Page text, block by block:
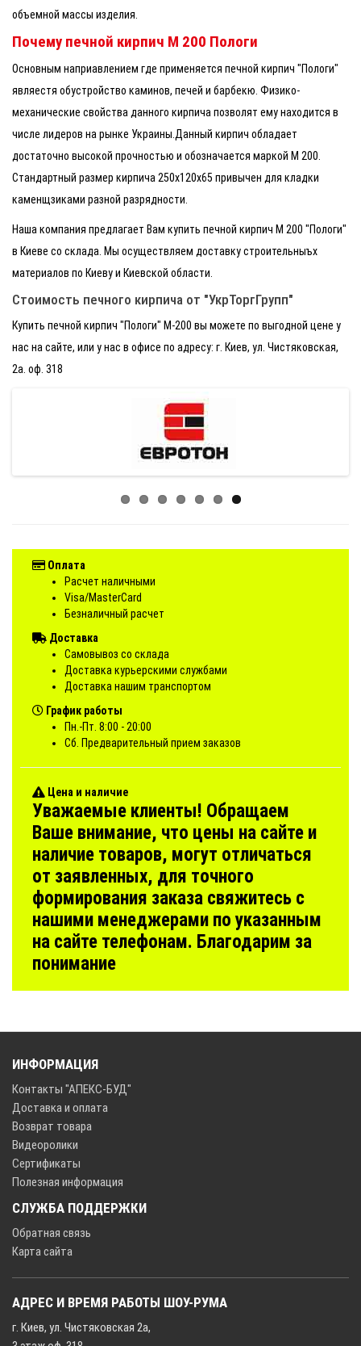
объемной массы изделия.
Почему печной кирпич М 200 Пологи
Основным наприавлением где применяется печной кирпич "Пологи"
являестя обустройство каминов, печей и барбекю. Физико-
механические свойства данного кирпича позволят ему находится в
числе лидеров на рынке Украины.Данный кирпич обладает
достаточно высокой прочностью и обозначается маркой М 200.
Стандартный размер кирпича 250х120х65 привычен для кладки
каменщзиками разной разрядности.
Наша компания предлагает Вам купить печной кирпич М 200 "Пологи"
в Киеве со склада. Мы осуществляем доставку строительныъх
материалов по Киеву и Киевской области.
Стоимость печного кирпича от "УкрТоргГрупп"
Купить печной кирпич "Пологи" М-200 вы можете по выгодной цене у
нас на сайте, или у нас в офисе по адресу: г. Киев, ул. Чистяковская,
2а. оф. 318
Оплата
Расчет наличными
Visa/MasterCard
Безналичный расчет
Доставка
Самовывоз со склада
Доставка курьерскими службами
Доставка нашим транспортом
График работы
Пн.-Пт. 8:00 - 20:00
Сб. Предварительный прием заказов
Цена и наличие
Уважаемые клиенты! Обращаем
Ваше внимание, что цены на сайте и
наличие товаров, могут отличаться
от заявленных, для точного
формирования заказа свяжитесь с
нашими менеджерами по указанным
на сайте телефонам. Благодарим за
понимание
ИНФОРМАЦИЯ
Контакты "АПЕКС-БУД"
Доставка и оплата
Возврат товара
Видеоролики
Сертификаты
Полезная информация
СЛУЖБА ПОДДЕРЖКИ
Обратная связь
Карта сайта
АДРЕС И ВРЕМЯ РАБОТЫ ШОУ-РУМА
г. Киев, ул. Чистяковская 2а,